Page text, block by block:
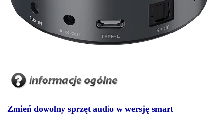
Zmień dowolny sprzęt audio w wersję smart